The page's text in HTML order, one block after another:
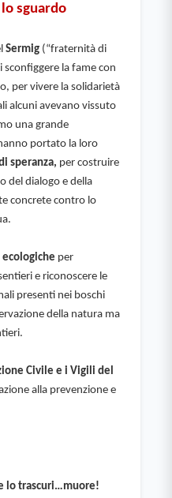
sguardo
Sermig (“fraternità di
sconfiggere la fame con
per vivere la solidarietà
alcuni avevano vissuto
una grande
portato la loro
speranza, per costruire
del dialogo e della
concrete contro lo
per
e riconoscere le
presenti nei boschi
della natura ma
Civile e i Vigili del
alla prevenzione e
lo trascuri…muore!